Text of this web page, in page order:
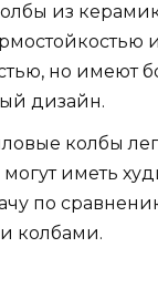
из
и
но имеют
дизайн.
колбы
иметь
по
колбами.